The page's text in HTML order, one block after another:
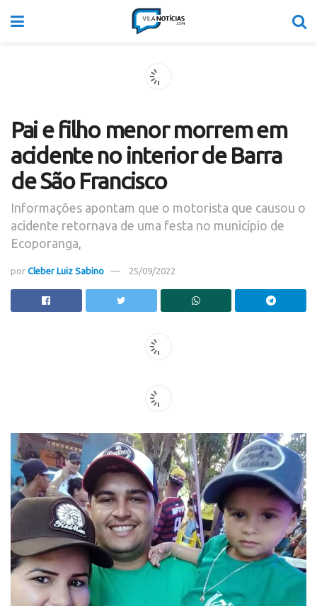
Pai e filho menor morrem em
acidente no interior de Barra
de São Francisco
Informações apontam que o motorista que causou o
acidente retornava de uma festa no município de
Ecoporanga,
por Cleber Luiz Sabino 25/09/2022